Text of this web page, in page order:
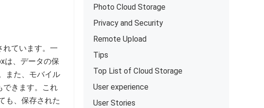
れています。一
は、データの保
また、モバイル
できます。これ
も、保存された
Photo Cloud Storage
Privacy and Security
Remote Upload
Tips
Top List of Cloud Storage
User experience
User Stories